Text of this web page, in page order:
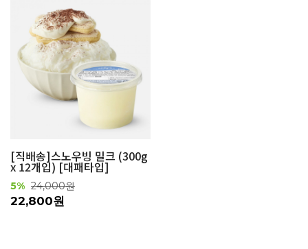
[직배송]스노우빙 밀크 (300g
x 12개입) [대패타입]
5% 24,000원
22,800원